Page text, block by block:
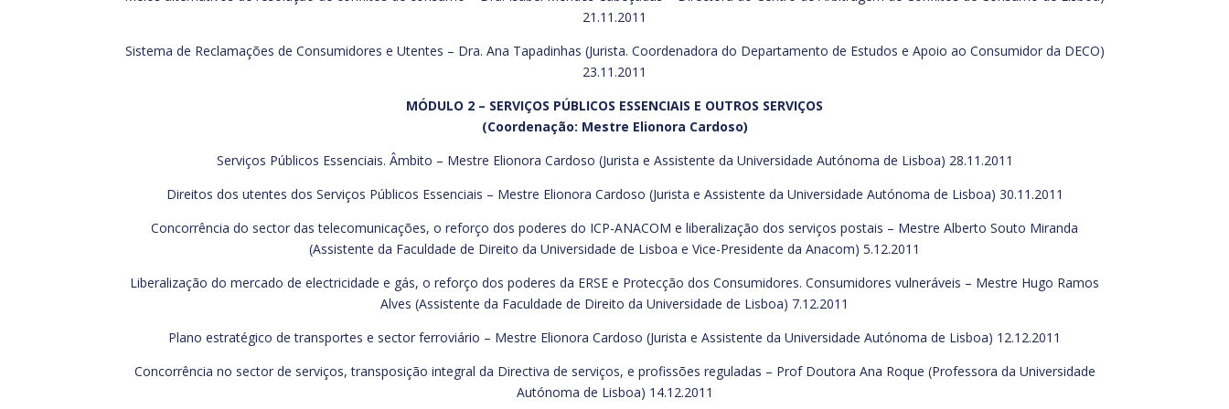
21.11.2011
Sistema de Reclamações de Consumidores e Utentes – Dra. Ana Tapadinhas (Jurista. Coordenadora do Departamento de Estudos e Apoio ao Consumidor da DECO)
23.11.2011
MÓDULO 2 – SERVIÇOS PÚBLICOS ESSENCIAIS E OUTROS SERVIÇOS
(Coordenação: Mestre Elionora Cardoso)
Serviços Públicos Essenciais. Âmbito – Mestre Elionora Cardoso (Jurista e Assistente da Universidade Autónoma de Lisboa) 28.11.2011
Direitos dos utentes dos Serviços Públicos Essenciais – Mestre Elionora Cardoso (Jurista e Assistente da Universidade Autónoma de Lisboa) 30.11.2011
Concorrência do sector das telecomunicações, o reforço dos poderes do ICP-ANACOM e liberalização dos serviços postais – Mestre Alberto Souto Miranda
(Assistente da Faculdade de Direito da Universidade de Lisboa e Vice-Presidente da Anacom) 5.12.2011
Liberalização do mercado de electricidade e gás, o reforço dos poderes da ERSE e Protecção dos Consumidores. Consumidores vulneráveis – Mestre Hugo Ramos
Alves (Assistente da Faculdade de Direito da Universidade de Lisboa) 7.12.2011
Plano estratégico de transportes e sector ferroviário – Mestre Elionora Cardoso (Jurista e Assistente da Universidade Autónoma de Lisboa) 12.12.2011
Concorrência no sector de serviços, transposição integral da Directiva de serviços, e profissões reguladas – Prof Doutora Ana Roque (Professora da Universidade
Autónoma de Lisboa) 14.12.2011